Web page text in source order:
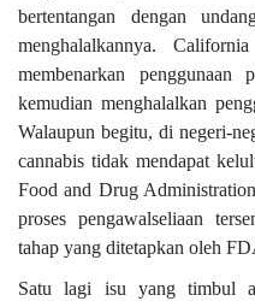
bertentangan dengan
menghalalkannya.
membenarkan
kemudian menghalalkan
Walaupun begitu, di negeri-
cannabis tidak mendapat
Food and Drug
proses pengawalseliaan
tahap yang ditetapkan oleh
Satu lagi isu yang timbul